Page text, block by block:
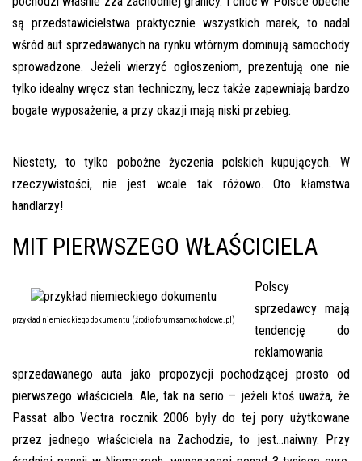
inspekcje.pl
26-
600
Radom,
Woj.
są przedstawicielstwa praktycznie wszystkich marek, to nadal
wśród aut sprzedawanych na rynku wtórnym dominują samochody
sprowadzone. Jeżeli wierzyć ogłoszeniom, prezentują one nie
tylko idealny wręcz stan techniczny, lecz także zapewniają bardzo
bogate wyposażenie, a przy okazji mają niski przebieg.
Niestety, to tylko pobożne życzenia polskich kupujących. W
rzeczywistości, nie jest wcale tak różowo. Oto kłamstwa
handlarzy!
MIT PIERWSZEGO WŁAŚCICIELA
przykład niemieckiego dokumentu (źrodło forumsamochodowe.pl)
Polscy
sprzedawcy mają
tendencję do
reklamowania
sprzedawanego auta jako propozycji pochodzącej prosto od
pierwszego właściciela. Ale, tak na serio – jeżeli ktoś uważa, że
Passat albo Vectra rocznik 2006 były do tej pory użytkowane
przez jednego właściciela na Zachodzie, to jest…naiwny. Przy